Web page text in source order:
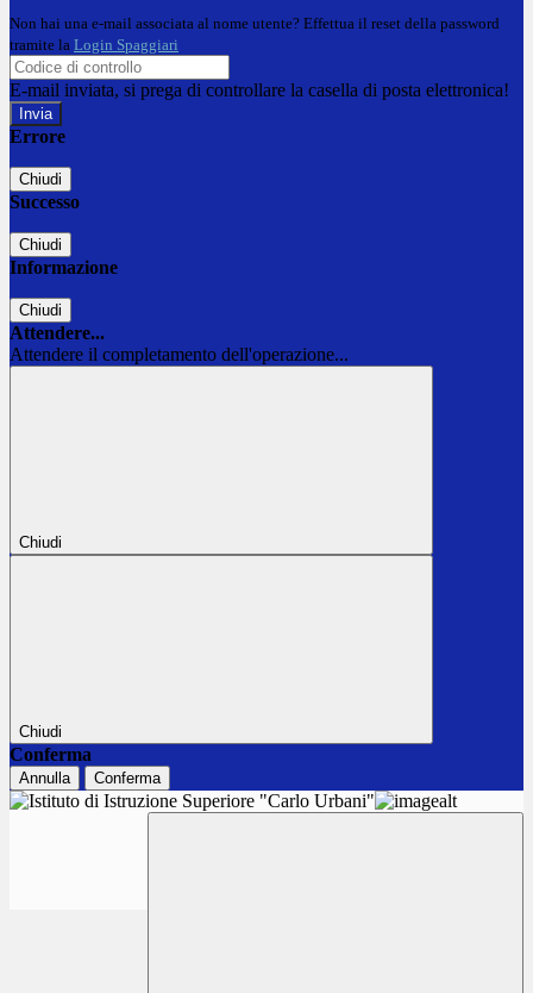
Non hai una e-mail associata al nome utente? Effettua il reset della password
tramite la Login Spaggiari
E-mail inviata, si prega di controllare la casella di posta elettronica!
Errore
Chiudi
Successo
Chiudi
Informazione
Chiudi
Attendere...
Attendere il completamento dell'operazione...
Chiudi
Chiudi
Conferma
Annulla Conferma